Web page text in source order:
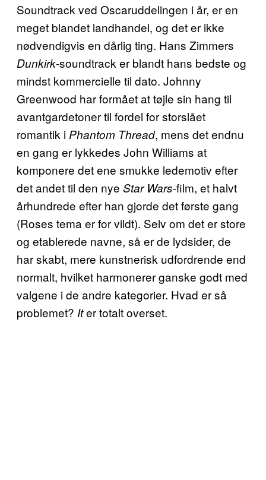
Soundtrack ved Oscaruddelingen i år, er en
meget blandet landhandel, og det er ikke
nødvendigvis en dårlig ting. Hans Zimmers
Dunkirk-soundtrack er blandt hans bedste og
mindst kommercielle til dato. Johnny
Greenwood har formået at tøjle sin hang til
avantgardetoner til fordel for storslået
romantik i Phantom Thread, mens det endnu
en gang er lykkedes John Williams at
komponere det ene smukke ledemotiv efter
det andet til den nye Star Wars-film, et halvt
århundrede efter han gjorde det første gang
(Roses tema er for vildt). Selv om det er store
og etablerede navne, så er de lydsider, de
har skabt, mere kunstnerisk udfordrende end
normalt, hvilket harmonerer ganske godt med
valgene i de andre kategorier. Hvad er så
problemet? Iter totalt overset.